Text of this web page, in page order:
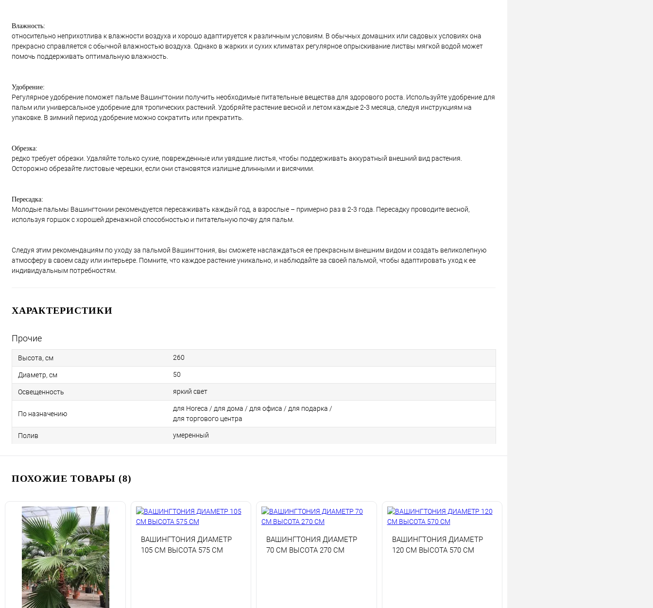
Влажность:
относительно неприхотлива к влажности воздуха и хорошо адаптируется к различным условиям. В обычных домашних или садовых условиях она
прекрасно справляется с обычной влажностью воздуха. Однако в жарких и сухих климатах регулярное опрыскивание листвы мягкой водой может
помочь поддерживать оптимальную влажность.
Удобрение:
Регулярное удобрение поможет пальме Вашингтонии получить необходимые питательные вещества для здорового роста. Используйте удобрение для
пальм или универсальное удобрение для тропических растений. Удобряйте растение весной и летом каждые 2-3 месяца, следуя инструкциям на
упаковке. В зимний период удобрение можно сократить или прекратить.
Обрезка:
редко требует обрезки. Удаляйте только сухие, поврежденные или увядшие листья, чтобы поддерживать аккуратный внешний вид растения.
Осторожно обрезайте листовые черешки, если они становятся излишне длинными и висячими.
Пересадка:
Молодые пальмы Вашингтонии рекомендуется пересаживать каждый год, а взрослые – примерно раз в 2-3 года. Пересадку проводите весной,
используя горшок с хорошей дренажной способностью и питательную почву для пальм.
Следуя этим рекомендациям по уходу за пальмой Вашингтония, вы сможете наслаждаться ее прекрасным внешним видом и создать великолепную
атмосферу в своем саду или интерьере. Помните, что каждое растение уникально, и наблюдайте за своей пальмой, чтобы адаптировать уход к ее
индивидуальным потребностям.
ХАРАКТЕРИСТИКИ
Прочие
Высота, см 260
Диаметр, см 50
Освещенность яркий свет
По назначению
для Horeca / для дома / для офиса / для подарка /
для торгового центра
Полив умеренный
ПОХОЖИЕ ТОВАРЫ (8)
ВАШИНГТОНИЯ ДИАМЕТР
105 СМ ВЫСОТА 575 СМ
ВАШИНГТОНИЯ ДИАМЕТР
70 СМ ВЫСОТА 270 СМ
ВАШИНГТОНИЯ ДИАМЕТР
120 СМ ВЫСОТА 570 СМ